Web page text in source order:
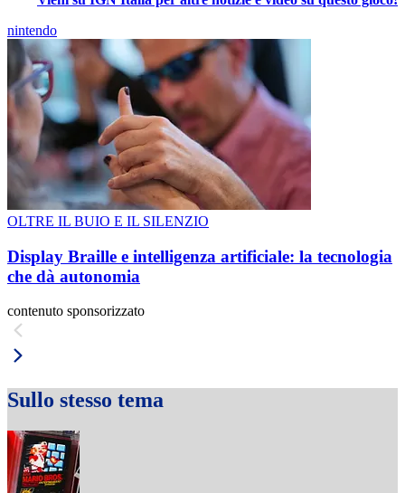
nintendo
OLTRE IL BUIO E IL SILENZIO
Display Braille e intelligenza artificiale: la tecnologia
che dà autonomia
contenuto sponsorizzato
Sullo stesso tema